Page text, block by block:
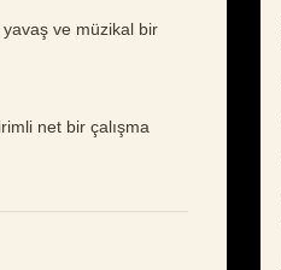
ve müzikal bir
net bir çalışma